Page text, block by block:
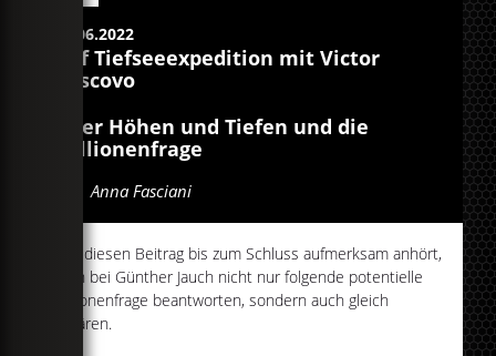
07.06.2022
Auf Tiefseeexpedition mit Victor
Vescovo
Über Höhen und Tiefen und die
Millionenfrage
Anna Fasciani
Wer diesen Beitrag bis zum Schluss aufmerksam anhört,
kann bei Günther Jauch nicht nur folgende potentielle
Millionenfrage beantworten, sondern auch gleich
erklären.